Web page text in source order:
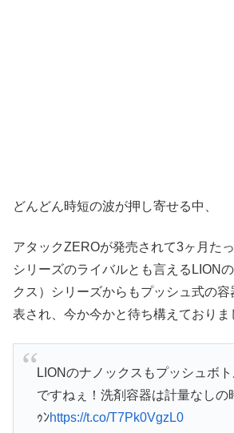
どんどん時短の波が押し寄せる中、
アタックZEROが発売されて3ヶ月た
シリーズのライバルとも言えるLION
クス）シリーズからもプッシュ式の
表され、今か今かと待ち構えておりま
LIONのナノックスもプッシュボ
ですねぇ！洗剤容器は計量なしの
ｩﾝhttps://t.co/T7Pk0VgzL0